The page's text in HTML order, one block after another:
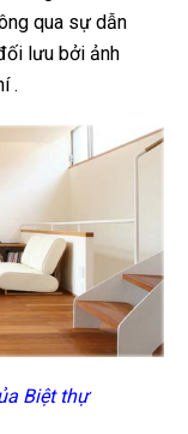
qua sự dẫn
lưu bởi ảnh
.
Biệt thự